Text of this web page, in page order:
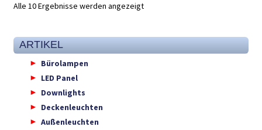
Alle 10 Ergebnisse werden angezeigt
ARTIKEL
Bürolampen
LED Panel
Downlights
Deckenleuchten
Außenleuchten